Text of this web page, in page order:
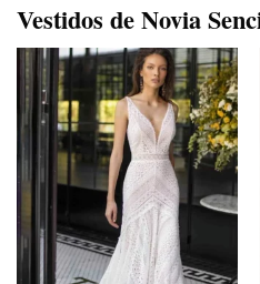
Vestidos de Novia